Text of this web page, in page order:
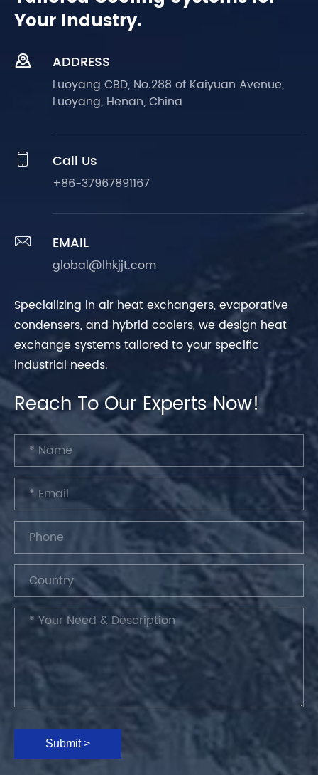
Your Industry.
 ADDRESS
Luoyang CBD, No.288 of Kaiyuan Avenue,
Luoyang, Henan, China
 Call Us
+86-37967891167
 EMAIL
global@lhkjjt.com
Specializing in air heat exchangers, evaporative
condensers, and hybrid coolers, we design heat
exchange systems tailored to your specific
industrial needs.
Reach To Our Experts Now!
Submit >